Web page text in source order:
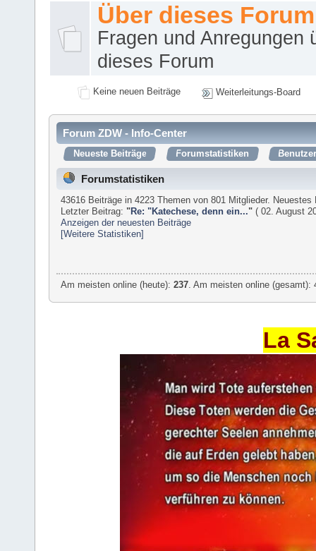
Über dieses Forum
Fragen und Anregungen
dieses Forum
Keine neuen Beiträge Weiterleitungs-Board
Forum ZDW - Info-Center
Neueste Beiträge Forumstatistiken
Forumstatistiken
43616 Beiträge in 4223 Themen von 801 Mitglieder.
Letzter Beitrag: "Re: "Katechese, denn ein..." ( 02. August
Anzeigen der neuesten Beiträge
[Weitere Statistiken]
Am meisten online (heute):237 . Am meisten online
La